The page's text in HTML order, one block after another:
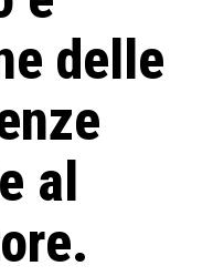
delle
al